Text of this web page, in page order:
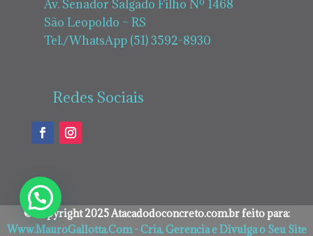
Av. Senador Salgado Filho Nº 1468
São Leopoldo – RS
Tel./WhatsApp (51) 3592-8930
Redes Sociais
©Copyright 2025 Atacadodoconcreto.com.br feito para:
Www.MauroGallotta.Com - Cria, Gerencia e Divulga o Seu Site